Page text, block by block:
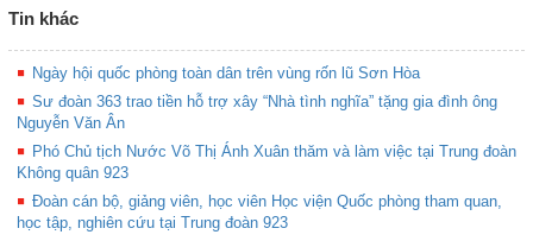
Tin khác
Ngày hội quốc phòng toàn dân trên vùng rốn lũ Sơn Hòa
Sư đoàn 363 trao tiền hỗ trợ xây “Nhà tình nghĩa” tặng gia đình ông
Nguyễn Văn Ân
Phó Chủ tịch Nước Võ Thị Ánh Xuân thăm và làm việc tại Trung đoàn
Không quân 923
Đoàn cán bộ, giảng viên, học viên Học viện Quốc phòng tham quan,
học tập, nghiên cứu tại Trung đoàn 923